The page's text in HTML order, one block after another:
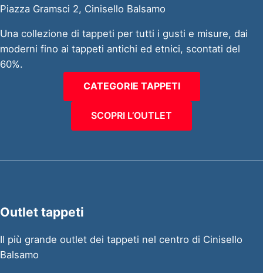
Piazza Gramsci 2, Cinisello Balsamo
Una collezione di tappeti per tutti i gusti e misure, dai
moderni fino ai tappeti antichi ed etnici, scontati del
60%.
CATEGORIE TAPPETI
SCOPRI L’OUTLET
Outlet tappeti
Il più grande outlet dei tappeti nel centro di Cinisello
Balsamo